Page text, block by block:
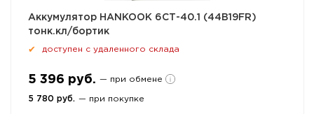
Аккумулятор HANKOOK 6СТ-40.1 (44B19FR)
тонк.кл/бортик
✔ доступен с удаленного склада
5 396 руб. — при обмене
5 780 руб. — при покупке